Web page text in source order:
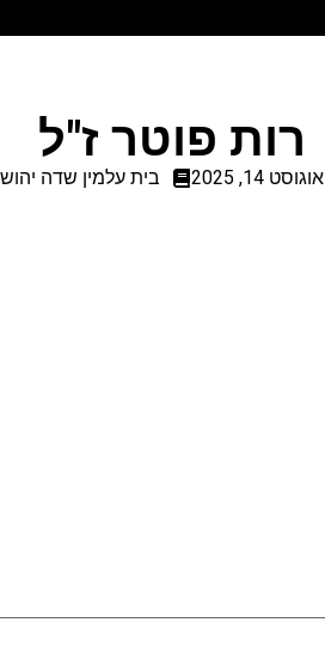
רות פוטר ז"ל
אוגוסט 14, 2025
בית עלמין שדה